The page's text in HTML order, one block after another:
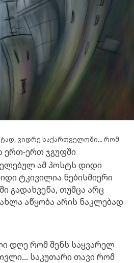
ვიდრე საქართველოში... რომ
ერთ-ერთ ჯგუფში
ამ პოსტს დიდი
ტკივილია ნებისმიერი
გადახვეწა, თუმცა არც
აწყობა არის ნაკლებად
დღე რომ შენს საყვარელ
საკუთარი თავი რომ